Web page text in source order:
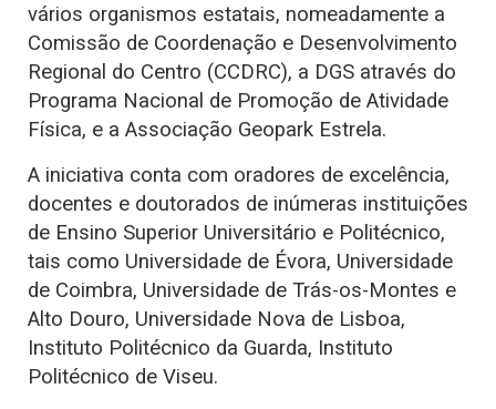
vários organismos estatais, nomeadamente a
Comissão de Coordenação e Desenvolvimento
Regional do Centro (CCDRC), a DGS através do
Programa Nacional de Promoção de Atividade
Física, e a Associação Geopark Estrela.
A iniciativa conta com oradores de excelência,
docentes e doutorados de inúmeras instituições
de Ensino Superior Universitário e Politécnico,
tais como Universidade de Évora, Universidade
de Coimbra, Universidade de Trás-os-Montes e
Alto Douro, Universidade Nova de Lisboa,
Instituto Politécnico da Guarda, Instituto
Politécnico de Viseu.